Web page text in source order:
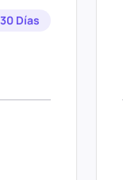
30 Días